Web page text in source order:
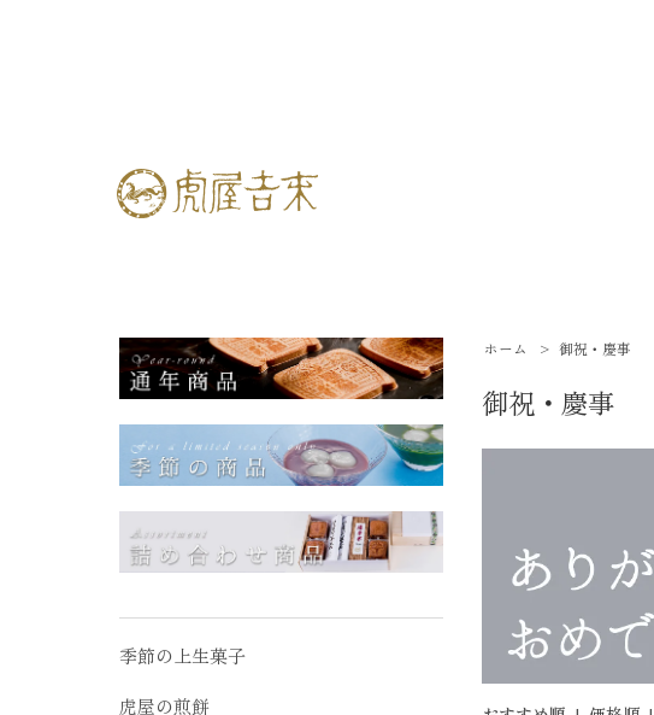
ホーム > 御祝・慶事
御祝・慶事
季節の上生菓子
虎屋の煎餅